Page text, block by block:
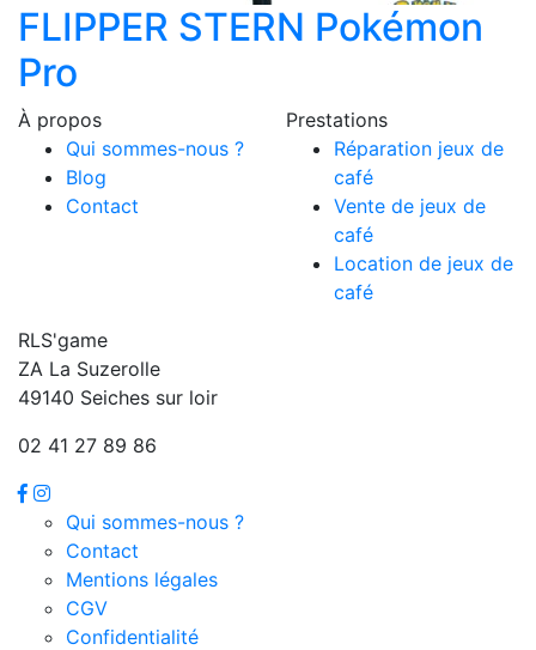
FLIPPER STERN Pokémon
Pro
À propos
Qui sommes-nous ?
Blog
Contact
Prestations
Réparation jeux de
café
Vente de jeux de
café
Location de jeux de
café
RLS'game
ZA La Suzerolle
49140 Seiches sur loir
02 41 27 89 86
Qui sommes-nous ?
Contact
Mentions légales
CGV
Confidentialité